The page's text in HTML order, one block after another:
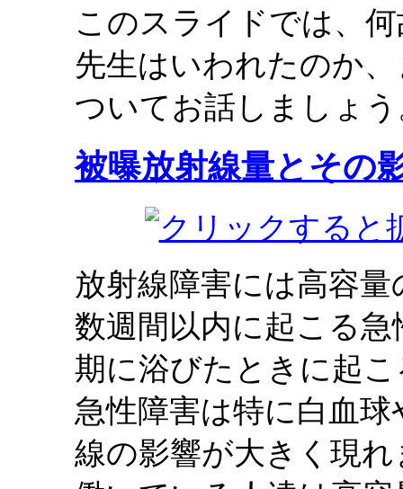
このスライドでは、
先生はいわれたのか
ついてお話しましょ
被曝放射線量とその
放射線障害には高容
数週間以内に起こる
期に浴びたときに起
急性障害は特に白血
線の影響が大きく現